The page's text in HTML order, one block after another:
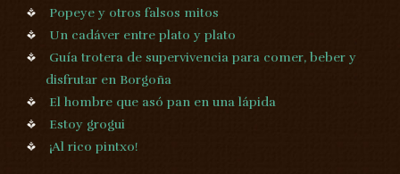
Popeye y otros falsos mitos
Un cadáver entre plato y plato
Guía trotera de supervivencia para comer, beber y
disfrutar en Borgoña
El hombre que asó pan en una lápida
Estoy grogui
¡Al rico pintxo!